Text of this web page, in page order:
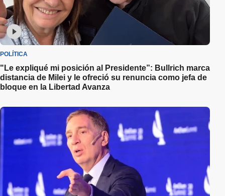
POLÍTICA
"Le expliqué mi posición al Presidente”: Bullrich marca
distancia de Milei y le ofreció su renuncia como jefa de
bloque en la Libertad Avanza